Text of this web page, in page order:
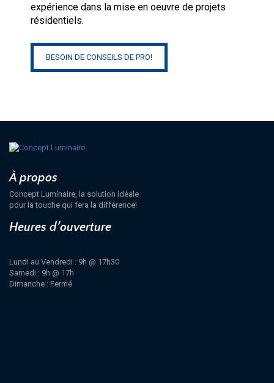
expérience dans la mise en oeuvre de projets
résidentiels.
BESOIN DE CONSEILS DE PRO!
À propos
Concept Luminaire, la solution idéale
pour la touche qui fera la différence!
Heures d’ouverture
Lundi au Vendredi : 9h @ 17h30
Samedi : 9h @ 17h
Dimanche : Fermé